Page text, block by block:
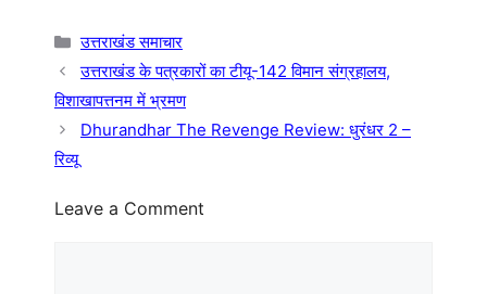
Categories
उत्तराखंड समाचार
उत्तराखंड के पत्रकारों का टीयू-142 विमान संग्रहालय,
विशाखापत्तनम में भ्रमण
Dhurandhar The Revenge Review: धुरंधर 2 –
रिव्यू
Leave a Comment